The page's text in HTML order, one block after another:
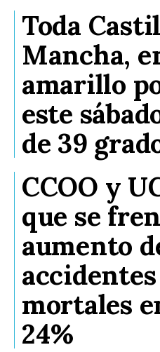
Toda
Mancha,
amarillo
este
de 39
CCOO y
que se
aumento
mortales
24%